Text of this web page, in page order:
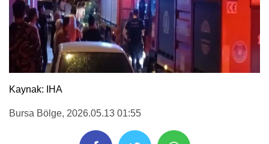
Kaynak: IHA
Bursa Bölge, 2026.05.13 01:55